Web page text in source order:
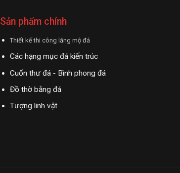
Sản phẩm chính
Thiết kế thi công lăng mộ đá
Các hạng mục đá kiến trúc
Cuốn thư đá - Bình phong đá
Đồ thờ bằng đá
Tượng linh vật